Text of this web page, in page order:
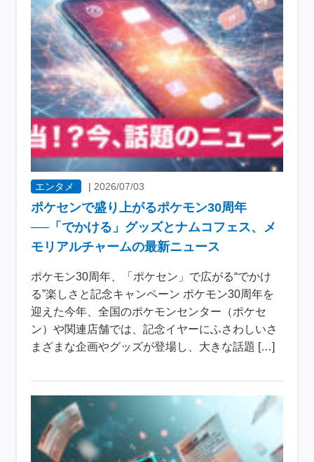
エンタメ |2026/07/03
ポケセンで盛り上がるポケモン30周年
──「でかける」グッズとナムコフェス、メ
モリアルチャームの最新ニュース
ポケモン30周年、「ポケセン」で広がる“でかけ
る”楽しさと記念キャンペーン ポケモン30周年を
迎えた今年、全国のポケモンセンター（ポケセ
ン）や関連店舗では、記念イヤーにふさわしいさ
まざまな企画やグッズが登場し、大きな話題 […]